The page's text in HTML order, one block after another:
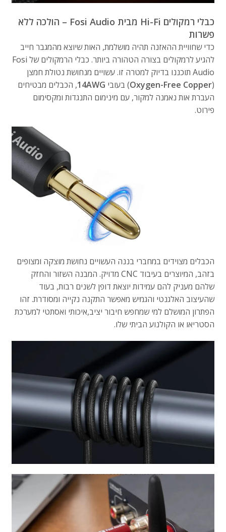
כבלי רמקולים Hi-Fi מבית Fosi Audio – הולכה ללא
פשרות
כדי שחוויית ההאזנה תהיה מושלמת, האות שיוצא מהמגבר חייב
להגיע לרמקולים בצורה הטהורה ביותר.
כבלי הרמקולים של Fosi
Audio תוכננו בדיוק למטרה זו.
עשויים מנחושת נטולת חמצן
(
Oxygen-Free Copper) בעובי 14AWG
, הכבלים מבטיחים
העברת אות נאמנה למקור, עם מינימום התנגדות ומקסימום
פירוט.
הכבלים מצוידים במחברי בננה העשויים נחושת מוצקה ומצופים
בזהב, המיוצרים בעיבוד CNC מדויק.
המבנה השזור והחזק
שלהם מעניק להם עמידות יוצאת דופן לשנים רבות, בעוד
שהעיצוב האלגנטי והגמיש מאפשר התקנה נקייה ומסודרת. זהו
הפתרון המושלם למי שמחפש חיבור יציב,איכותי ואסתטי למערכת
הסטריאו או הקולנוע הביתי שלו.